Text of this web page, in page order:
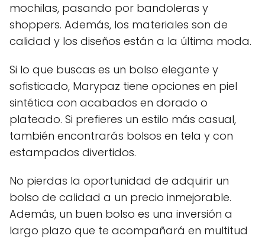
mochilas, pasando por bandoleras y
shoppers. Además, los materiales son de
calidad y los diseños están a la última moda.
Si lo que buscas es un bolso elegante y
sofisticado, Marypaz tiene opciones en piel
sintética con acabados en dorado o
plateado. Si prefieres un estilo más casual,
también encontrarás bolsos en tela y con
estampados divertidos.
No pierdas la oportunidad de adquirir un
bolso de calidad a un precio inmejorable.
Además, un buen bolso es una inversión a
largo plazo que te acompañará en multitud